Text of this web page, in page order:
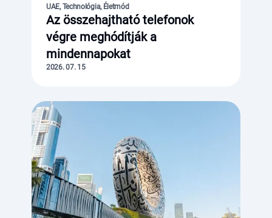
UAE, Technológia, Életmód
Az összehajtható telefonok
végre meghódítják a
mindennapokat
2026. 07. 15